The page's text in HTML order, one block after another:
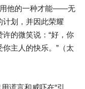
用他的一种才能——无
划，并因此荣耀
的微笑说：“好，你
主人的快乐。”（太
谎言和威吓在“引